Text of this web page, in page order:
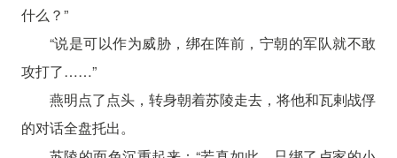
什么？”
“说是可以作为威胁，绑在阵前，宁朝的军队就不敢
攻打了……”
燕明点了点头，转身朝着苏陵走去，将他和瓦剌战俘
的对话全盘托出。